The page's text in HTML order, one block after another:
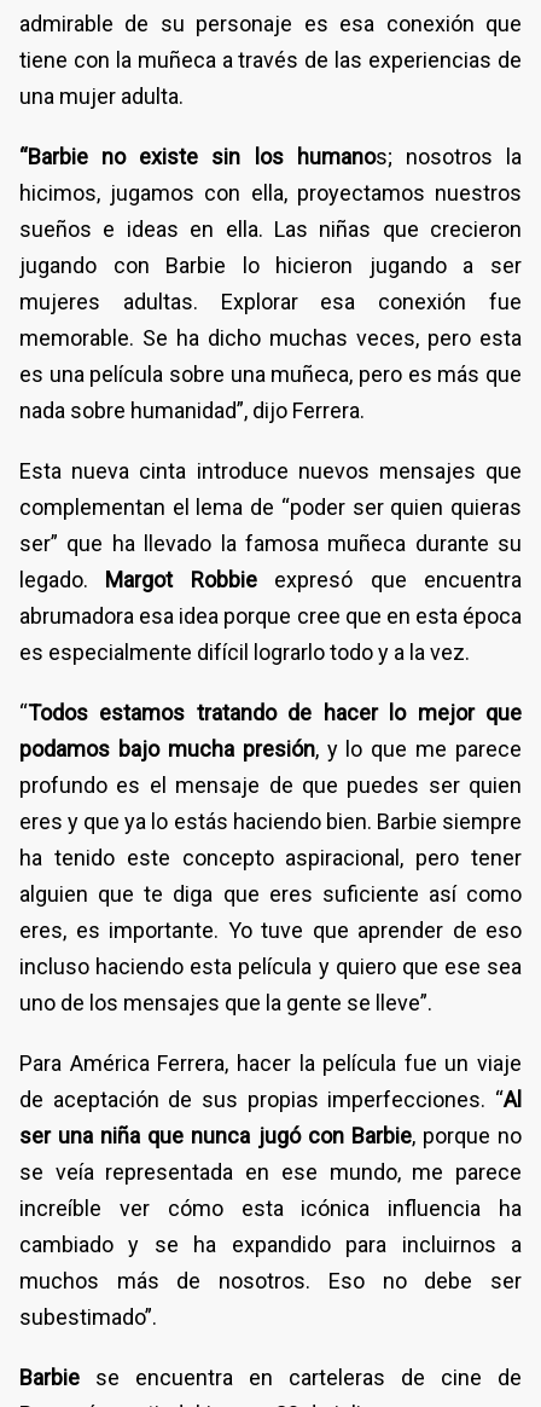
admirable de su personaje es esa conexión que
tiene con la muñeca a través de las experiencias de
una mujer adulta.
“Barbie no existe sin los humanos; nosotros la
hicimos, jugamos con ella, proyectamos nuestros
sueños e ideas en ella. Las niñas que crecieron
jugando con Barbie lo hicieron jugando a ser
mujeres adultas. Explorar esa conexión fue
memorable. Se ha dicho muchas veces, pero esta
es una película sobre una muñeca, pero es más que
nada sobre humanidad”, dijo Ferrera.
Esta nueva cinta introduce nuevos mensajes que
complementan el lema de “poder ser quien quieras
ser” que ha llevado la famosa muñeca durante su
legado.
Margot Robbie expresó que encuentra
abrumadora esa idea porque cree que en esta época
es especialmente difícil lograrlo todo y a la vez.
“Todos estamos tratando de hacer lo mejor que
podamos bajo mucha presión, y lo que me parece
profundo es el mensaje de que puedes ser quien
eres y que ya lo estás haciendo bien. Barbie siempre
ha tenido este concepto aspiracional, pero tener
alguien que te diga que eres suficiente así como
eres, es importante. Yo tuve que aprender de eso
incluso haciendo esta película y quiero que ese sea
uno de los mensajes que la gente se lleve”.
Para América Ferrera, hacer la película fue un viaje
de aceptación de sus propias imperfecciones. “Al
ser una niña que nunca jugó con Barbie, porque no
se veía representada en ese mundo, me parece
increíble ver cómo esta icónica influencia ha
cambiado y se ha expandido para incluirnos a
muchos más de nosotros. Eso no debe ser
subestimado”.
Barbie se encuentra en carteleras de cine de